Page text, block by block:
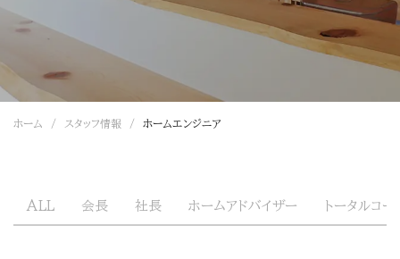
ホーム スタッフ情報 ホームエンジニア
ALL 会長 社長 ホームアドバイザー トータルコ